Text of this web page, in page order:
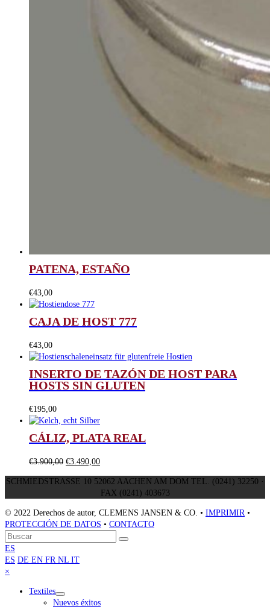
PATENA, ESTAÑO
€43,00
CAJA DE HOST 777
€43,00
INSERTO DE TAZÓN DE HOST PARA
HOSTS SIN GLUTEN
€195,00
CÁLIZ, PLATA REAL
€3.900,00 El
original
€3.490,00El
actual
es:
SCHMIEDSTRASSE 10 52062 AACHEN AM DOM TEL. (0241) 32250 ·
FAX (0241) 403673
© 2022 Derechos de autor, CLEMENS JANSEN & CO. • IMPRIMIR•
PROTECCIÓN DE DATOS • CONTACTO
Volver
arriba
Buscar
Enviar
ES
ES DE EN FR NL IT
×
menu
Textiles
Nuevos éxitos